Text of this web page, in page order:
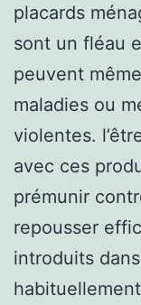
placards
sont un fléau
peuvent
maladies ou
violentes.
avec ces
prémunir
repousser
introduits